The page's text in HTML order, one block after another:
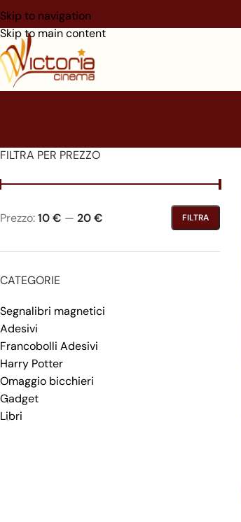
Skip to navigation
Skip to main content
FILTRA PER PREZZO
FILTRA
Prezzo:10 € — 20 €
CATEGORIE
Segnalibri magnetici
Adesivi
Francobolli Adesivi
Harry Potter
Omaggio bicchieri
Gadget
Libri